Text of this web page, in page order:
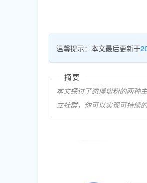
温馨提示：本文最后更新于
摘要
本文探讨了微博增粉的两种
立社群，你可以实现可持续的